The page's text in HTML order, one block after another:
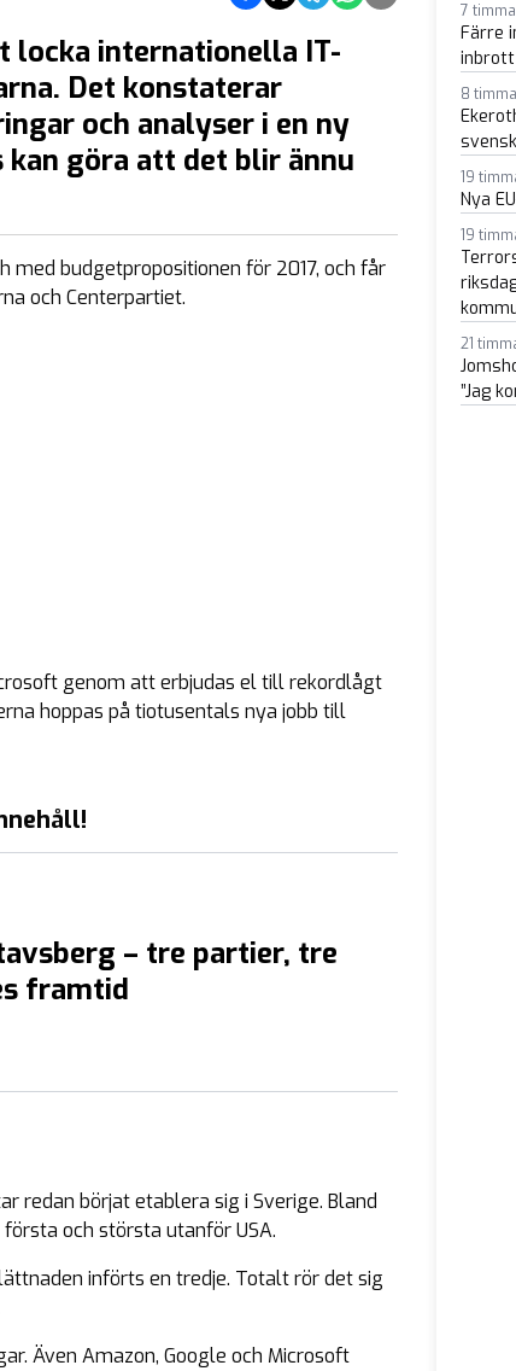
locka internationella IT-
Det konstaterar
och analyser i en ny
kan göra att det blir ännu
med budgetpropositionen för 2017, och får
och Centerpartiet.
genom att erbjudas el till rekordlågt
hoppas på tiotusentals nya jobb till
– tre partier, tre
framtid
redan börjat etablera sig i Sverige. Bland
och största utanför USA.
införts en tredje. Totalt rör det sig
Även Amazon, Google och Microsoft
7
Färre
8
19
Nya
19
21
”Jag